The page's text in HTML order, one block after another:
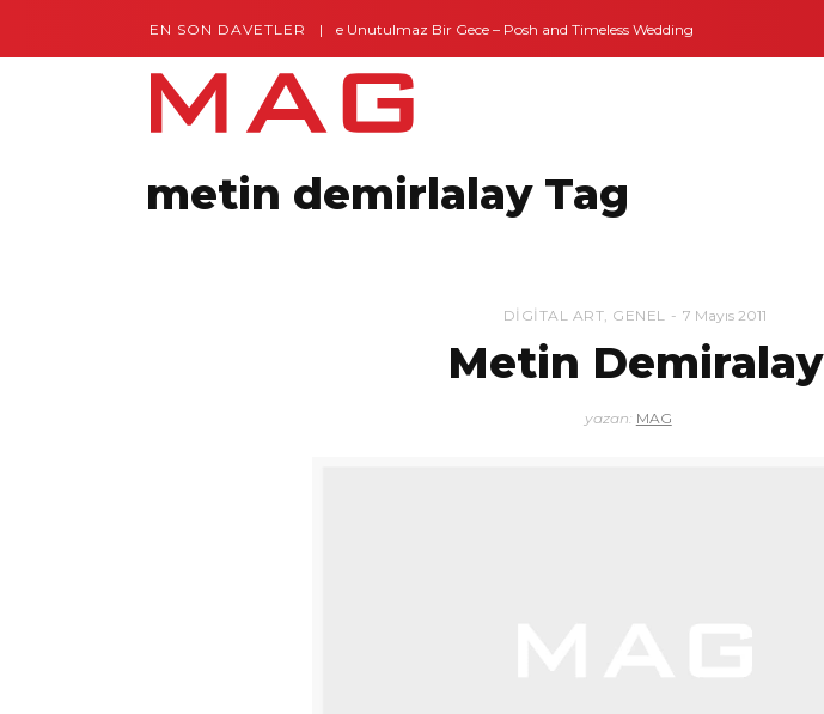
EN SON DAVETLERGaziantep’te Unutulmaz Bir Gece – Posh and Timeless Weddings
metin demirlalay Tag
DIGITAL ART, GENEL 7 Mayıs 2011
Metin Demiralay
yazan: MAG